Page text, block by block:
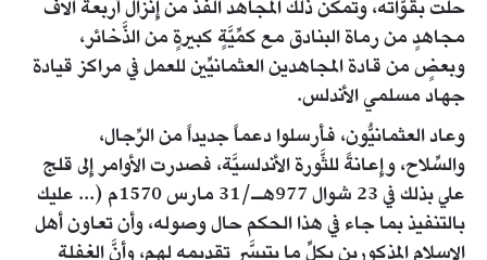
حلَّت بقوَّاته، وتمكن ذلك المجاهد الفذُّ من إِنزال أربعة آلاف
مجاهدٍ من رماة البنادق مع كمِّيَّةٍ كبيرةٍ من الذَّخائر،
وبعضٍ من قادة المجاهدين العثمانيِّين للعمل في مراكز قيادة
جهاد مسلمي الأندلس.
وعاد العثمانيُّون، فأرسلوا دعماً جديداً من الرِّجال،
والسِّلاح، وإِعانةً للثَّورة الأندلسيَّة، فصدرت الأوامر إِلى قلج
علي بذلك في 23 شوال 977هـ/31 مارس 1570م (... عليك
بالتنفيذ بما جاء في هذا الحكم حال وصوله، وأن تعاون أهل